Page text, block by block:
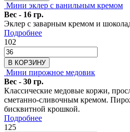
Мини эклер с ванильным кремом
Вес - 16 гр.
Эклер с заварным кремом и
Подробнее
102
В КОРЗИНУ
Мини пирожное медовик
Вес - 30 гр.
Классические медовые коржи,
сметанно-сливочным кремом.
бисквитной крошкой.
Подробнее
125